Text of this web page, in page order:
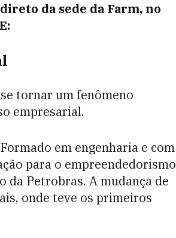
da sede da Farm, no
tornar um fenômeno
empresarial.
em engenharia e com
para o empreendedorismo
da Petrobras. A mudança de
onde teve os primeiros